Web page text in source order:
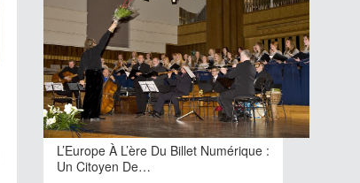
L’Europe À L’ère Du Billet Numérique :
Un Citoyen De…